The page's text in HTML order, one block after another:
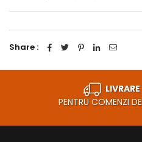
Share :
PENTRU COMENZI